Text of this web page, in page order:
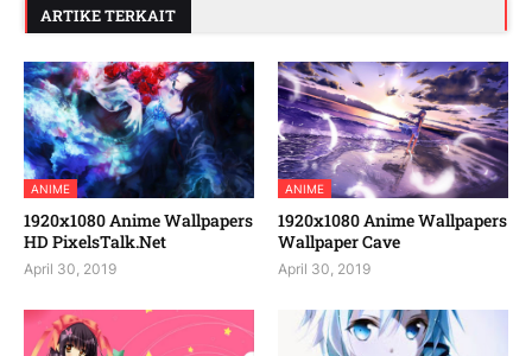
ARTIKE TERKAIT
ANIME
1920x1080 Anime Wallpapers
HD PixelsTalk.Net
April 30, 2019
ANIME
1920x1080 Anime Wallpapers
Wallpaper Cave
April 30, 2019